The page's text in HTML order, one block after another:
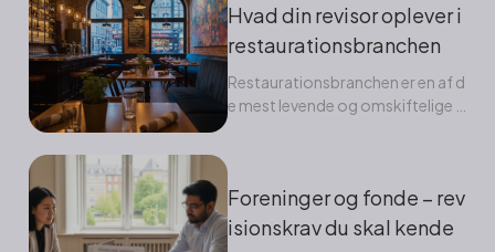
Hvad din revisor oplever i
restaurationsbranchen
Restaurationsbranchen er en af d
e mest levende og omskiftelige b
Foreninger og fonde – rev
isionskrav du skal kende